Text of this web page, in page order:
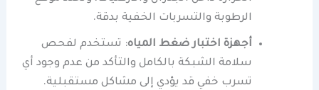
الرطوبة والتسربات الخفية بدقة.
أجهزة اختبار ضغط المياه: تستخدم لفحص
سلامة الشبكة بالكامل والتأكد من عدم وجود أي
تسرب خفي قد يؤدي إلى مشاكل مستقبلية.